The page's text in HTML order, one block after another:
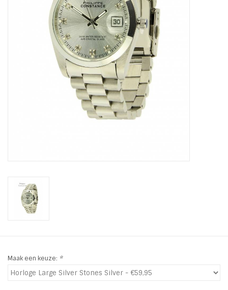
ON THE BEACH
LIFESTYLE PRODUCTEN
Blog
Maak een keuze: *